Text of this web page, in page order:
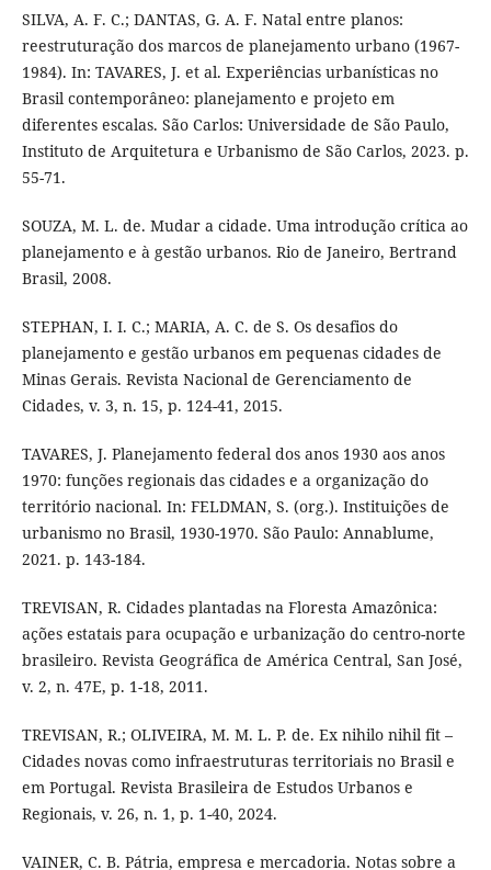
SILVA, A. F. C.; DANTAS, G. A. F. Natal entre planos:
reestruturação dos marcos de planejamento urbano (1967-
1984). In: TAVARES, J. et al. Experiências urbanísticas no
Brasil contemporâneo: planejamento e projeto em
diferentes escalas. São Carlos: Universidade de São Paulo,
Instituto de Arquitetura e Urbanismo de São Carlos, 2023. p.
55-71.
SOUZA, M. L. de. Mudar a cidade. Uma introdução crítica ao
planejamento e à gestão urbanos. Rio de Janeiro, Bertrand
Brasil, 2008.
STEPHAN, I. I. C.; MARIA, A. C. de S. Os desafios do
planejamento e gestão urbanos em pequenas cidades de
Minas Gerais. Revista Nacional de Gerenciamento de
Cidades, v. 3, n. 15, p. 124-41, 2015.
TAVARES, J. Planejamento federal dos anos 1930 aos anos
1970: funções regionais das cidades e a organização do
território nacional. In: FELDMAN, S. (org.). Instituições de
urbanismo no Brasil, 1930-1970. São Paulo: Annablume,
2021. p. 143-184.
TREVISAN, R. Cidades plantadas na Floresta Amazônica:
ações estatais para ocupação e urbanização do centro-norte
brasileiro. Revista Geográfica de América Central, San José,
v. 2, n. 47E, p. 1-18, 2011.
TREVISAN, R.; OLIVEIRA, M. M. L. P. de. Ex nihilo nihil fit –
Cidades novas como infraestruturas territoriais no Brasil e
em Portugal. Revista Brasileira de Estudos Urbanos e
Regionais, v. 26, n. 1, p. 1-40, 2024.
VAINER, C. B. Pátria, empresa e mercadoria. Notas sobre a